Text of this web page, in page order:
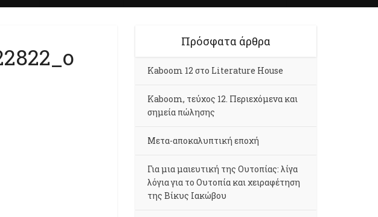
Πρόσφατα άρθρα
Kaboom 12 στο Literature House
Kaboom, τεύχος 12. Περιεχόμενα και
σημεία πώλησης
Μετα-αποκαλυπτική εποχή
Για μια μαιευτική της Ουτοπίας: λίγα
λόγια για το Ουτοπία και χειραφέτηση
της Βίκυς Ιακώβου